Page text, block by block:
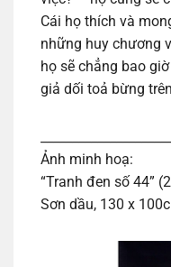
Cái họ thích và
những huy chương
họ sẽ chẳng bao
giả dối toả bừng
Ảnh minh hoạ:
“Tranh đen số 44”
Sơn dầu, 130 x